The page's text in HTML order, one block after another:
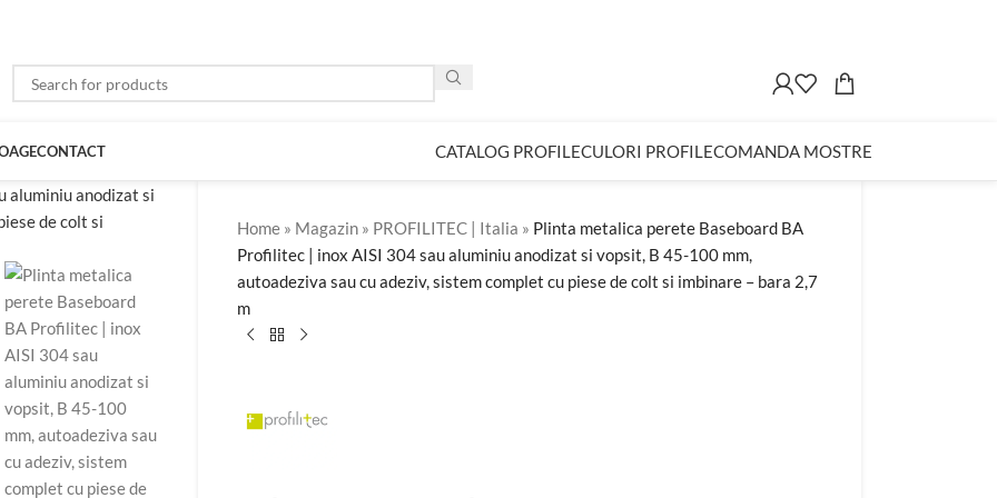
CONTACT CATALOG PROFILECULORI PROFILECOMANDA MOSTRE
Home » Magazin » PROFILITEC | Italia » Plinta metalica perete Baseboard BA
Profilitec | inox AISI 304 sau aluminiu anodizat si vopsit, B 45-100 mm,
autoadeziva sau cu adeziv, sistem complet cu piese de colt si imbinare – bara 2,7
m